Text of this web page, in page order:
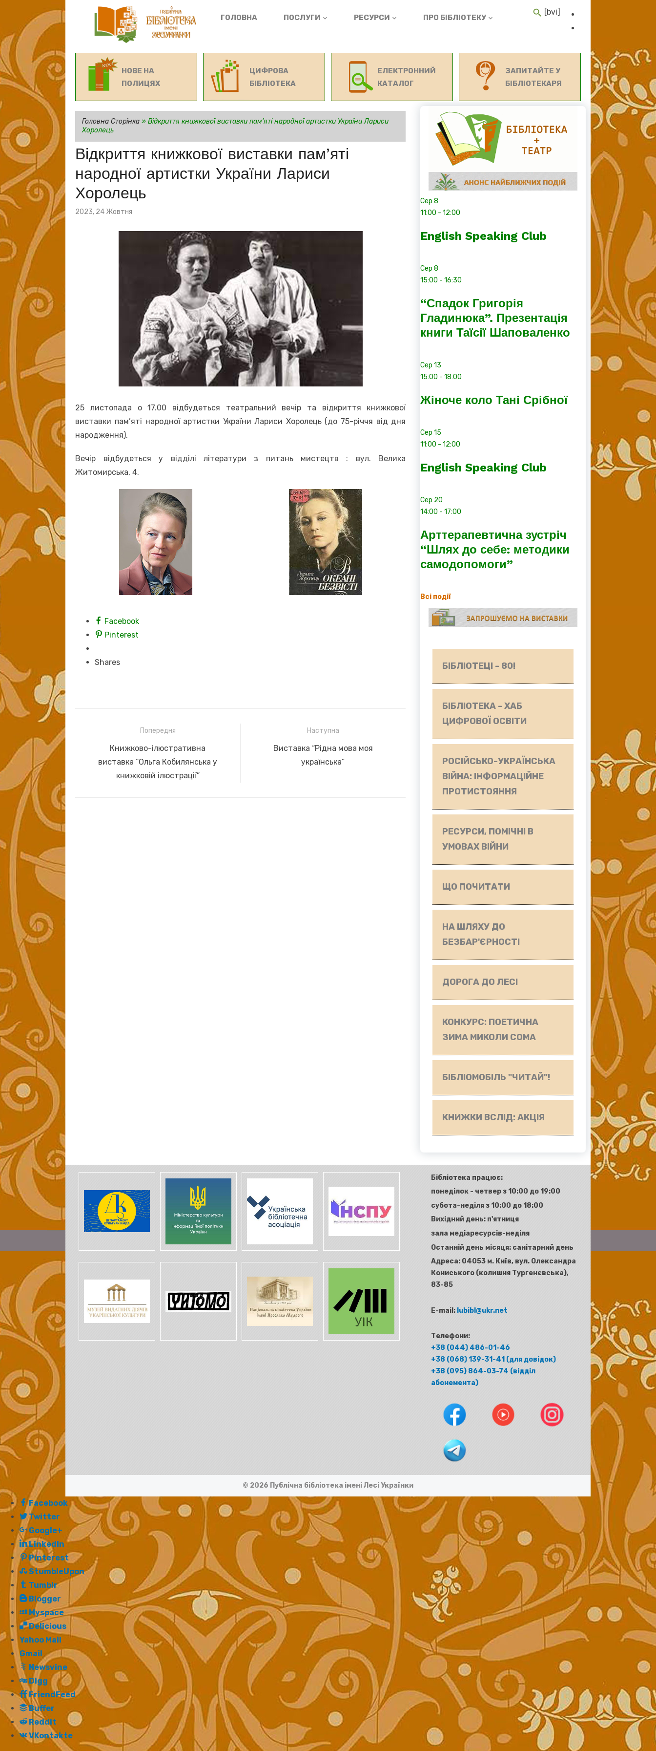
ГОЛОВНА ПОСЛУГИ РЕСУРСИ ПРО БІБЛІОТЕКУ
[bvi]
НОВЕ НА
ПОЛИЦЯХ
ЦИФРОВА
БІБЛІОТЕКА
ЕЛЕКТРОННИЙ
КАТАЛОГ
ЗАПИТАЙТЕ У
БІБЛІОТЕКАРЯ
Головна Сторінка» Відкриття книжкової виставки пам’яті народної артистки України Лариси
Хоролець
Відкриття книжкової виставки пам’яті
народної артистки України Лариси
Хоролець
Posted
2023, 24 Жовтня
25 листопада о 17.00 відбудеться театральний вечір та відкриття книжкової
виставки пам’яті народної артистки України Лариси Хоролець (до 75-річчя від дня
народження).
Вечір відбудеться у відділі літератури з питань мистецтв : вул. Велика
Житомирська, 4.
Facebook
Pinterest
Shares
записів
Попередня
Previous
post:
Книжково-ілюстративна
виставка “Ольга Кобилянська у
книжковій ілюстрації”
Наступна
NextВиставка “Рідна мова моя
українська”
Сер8
11:00 -12:00
English Speaking Club
Сер8
15:00 -16:30
“Спадок Григорія
Гладинюка”. Презентація
книги Таїсії Шаповаленко
Сер13
15:00 -18:00
Жіноче коло Тані Срібної
Сер15
11:00 -12:00
English Speaking Club
Сер 20
14:00 -17:00
Арттерапевтична зустріч
“Шлях до себе: методики
самодопомоги”
Всі події
БІБЛІОТЕЦІ - 80!
БІБЛІОТЕКА - ХАБ
ЦИФРОВОЇ ОСВІТИ
РОСІЙСЬКО-УКРАЇНСЬКА
ВІЙНА: ІНФОРМАЦІЙНЕ
ПРОТИСТОЯННЯ
РЕСУРСИ, ПОМІЧНІ В
УМОВАХ ВІЙНИ
ЩО ПОЧИТАТИ
НА ШЛЯХУ ДО
БЕЗБАР'ЄРНОСТІ
ДОРОГА ДО ЛЕСІ
КОНКУРС: ПОЕТИЧНА
ЗИМА МИКОЛИ СОМА
БІБЛІОМОБІЛЬ "ЧИТАЙ"!
КНИЖКИ ВСЛІД: АКЦІЯ
Бібліотека працює:
понеділок - четвер з 10:00 до 19:00
субота-неділя з 10:00 до 18:00
Вихідний день: п'ятниця
зала медіаресурсів-неділя
Останній день місяця: санітарний день
Адреса:04053 м. Київ, вул. Олександра
Кониського (колишня Тургенєвська),
83-85
E-mail: lubibl@ukr.net
Телефони:
+38 (044) 486-01-46
+38 (068) 139-31-41 (для довідок)
+38 (095) 864-03-74 (відділ
абонемента)
© 2026 Публічна бібліотека імені Лесі Українки
Facebook
Twitter
Google+
LinkedIn
Pinterest
StumbleUpon
Tumblr
Blogger
Myspace
Delicious
Yahoo Mail
Gmail
Newsvine
Digg
FriendFeed
Buffer
Reddit
VKontakte